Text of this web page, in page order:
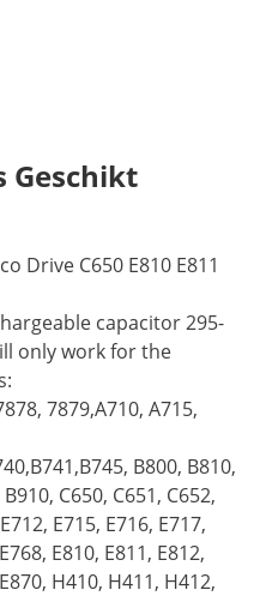
Geschikt
Drive C650 E810 E811
capacitor 295-
only work for the
7879,A710, A715,
B800, B810,
C650, C651, C652,
E715, E716, E717,
E810, E811, E812,
H410, H411, H412,